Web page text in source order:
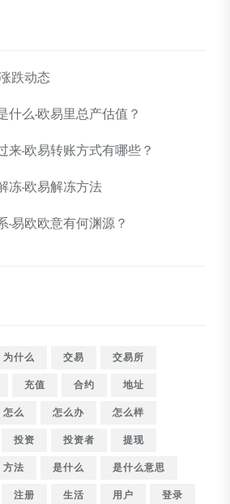
跌动态
什么-欧易里总产估值？
来-欧易转账方式有哪些？
冻-欧易解冻方法
-易欧欧意有何渊源？
为什么 交易
交易所
充值 合约
地址
怎么 怎么办
怎么样
投资 投资者
提现
方法 是什么
是什么意思
注册 生活 用户
登录